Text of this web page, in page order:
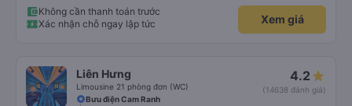
Không cần thanh toán trước
Xác nhận chỗ ngay lập tức
Xem giá
Liên Hưng
Limousine 21 phòng đơn (WC)
4.2
(14638 đánh giá)
Bưu điện Cam Ranh